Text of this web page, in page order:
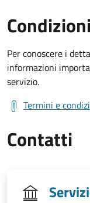
Per conoscere i
informazioni
servizio.
Termini e
Contatti